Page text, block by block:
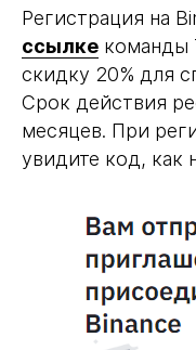
Регистрация на
ссылке команды
скидку 20% для
Срок действия
месяцев. При
увидите код, как